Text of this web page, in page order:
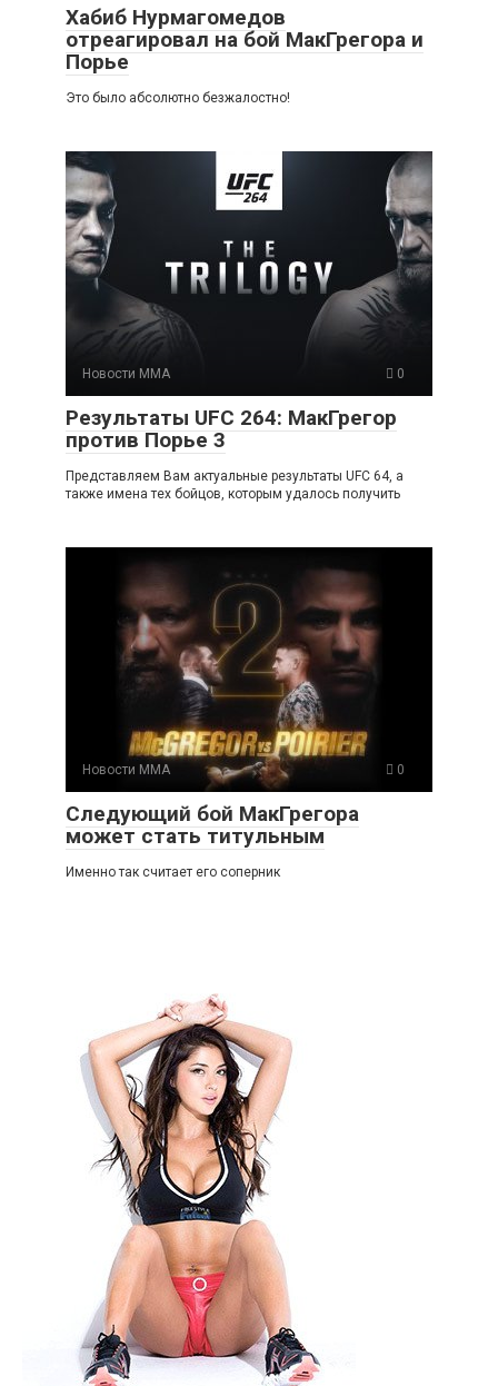
Хабиб Нурмагомедов
отреагировал на бой МакГрегора и
Порье
Это было абсолютно безжалостно!
Новости ММА 0
Результаты UFC 264: МакГрегор
против Порье 3
Представляем Вам актуальные результаты UFC 64, а
также имена тех бойцов, которым удалось получить
Новости ММА 0
Следующий бой МакГрегора
может стать титульным
Именно так считает его соперник